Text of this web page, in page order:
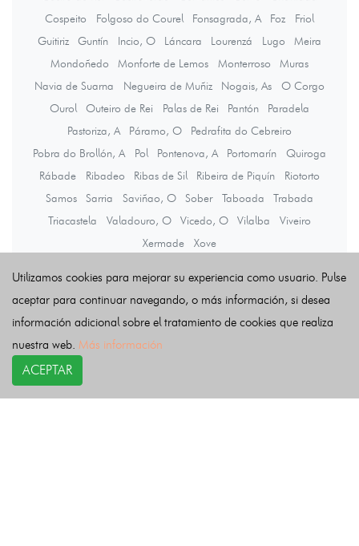
Cospeito
Folgoso do Courel Fonsagrada, A Foz
Friol
Guitiriz
Guntín Incio, O Láncara Lourenzá Lugo
Meira
Mondoñedo
Monforte de Lemos Monterroso
Muras
Navia de Suarna
Negueira de Muñiz Nogais, As
O Corgo
Ourol
Outeiro de Rei Palas de Rei Pantón
Paradela
Pastoriza, A
Páramo, O
Pedrafita do Cebreiro
Pobra do Brollón, A
Pol Pontenova, A Portomarín
Quiroga
Rábade
Ribadeo Ribas de Sil Ribeira de Piquín
Riotorto
Samos
Sarria Saviñao, O Sober Taboada
Trabada
Triacastela
Valadouro, O Vicedo, O Vilalba
Viveiro
Xermade
Xove
Últimas noticias
Utilizamos cookies para mejorar su experiencia como usuario. Pulse
aceptar para continuar navegando, o más información, si desea
información adicional sobre el tratamiento de cookies que realiza
nuestra web. Más información
ACEPTAR